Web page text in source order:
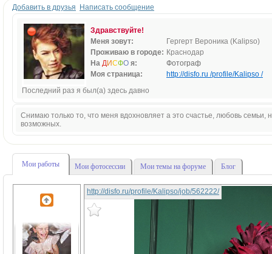
Добавить в друзья Написать сообщение
Здравствуйте!
Меня зовут:
Гергерт Вероника (Kalipso)
Проживаю в городе: Краснодар
На ДИСФО я:
Фотограф
Моя страница:
http://disfo.ru /profile/Kalipso /
Последний раз я был(а) здесь давно
Снимаю только то, что меня вдохновляет а это счастье, любовь
возможных.
Мои работы Мои фотосессии Мои темы на форуме Блог
http://disfo.ru/profile/Kalipso/job/562222/